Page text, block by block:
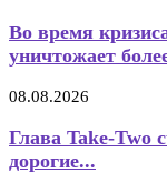
Во время
уничтожает
08.08.2026
Глава Take-Two
дорогие...